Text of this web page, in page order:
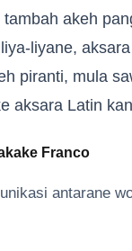
akeh
liyane,
piranti, mula
aksara Latin
Franco
antarane